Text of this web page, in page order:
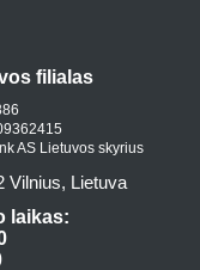
filialas
AS Lietuvos skyrius
Vilnius, Lietuva
laikas: